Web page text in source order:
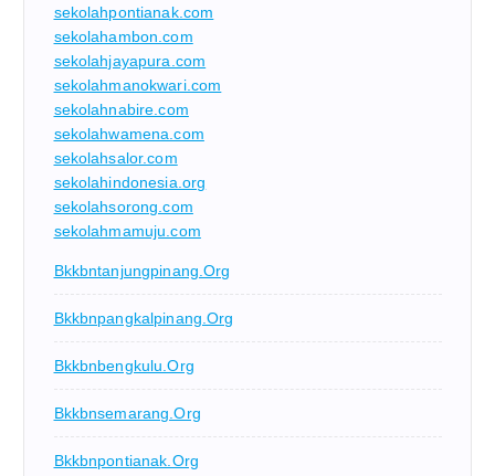
sekolahpontianak.com
sekolahambon.com
sekolahjayapura.com
sekolahmanokwari.com
sekolahnabire.com
sekolahwamena.com
sekolahsalor.com
sekolahindonesia.org
sekolahsorong.com
sekolahmamuju.com
Bkkbntanjungpinang.org
Bkkbnpangkalpinang.org
Bkkbnbengkulu.org
Bkkbnsemarang.org
Bkkbnpontianak.org